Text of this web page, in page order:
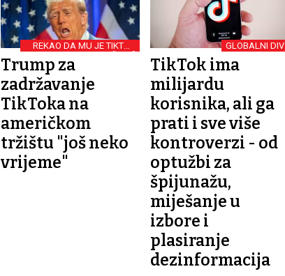
REKAO DA MU JE TIKTOK
"MIO"
Trump za
zadržavanje
TikToka na
američkom
tržištu "još neko
vrijeme"
GLOBALNI DIV
TikTok ima
milijardu
korisnika, ali ga
prati i sve više
kontroverzi - od
optužbi za
špijunažu,
miješanje u
izbore i
plasiranje
dezinformacija